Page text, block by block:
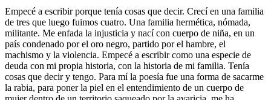
Empecé a escribir porque tenía cosas que decir. Crecí en una familia
de tres que luego fuimos cuatro. Una familia hermética, nómada,
militante. Me enfada la injusticia y nací con cuerpo de niña, en un
país condenado por el oro negro, partido por el hambre, el
machismo y la violencia. Empecé a escribir como una especie de
deuda con mi propia historia, con la historia de mi familia. Tenía
cosas que decir y tengo. Para mí la poesía fue una forma de sacarme
la rabia, para poner la piel en el entendimiento de un cuerpo de